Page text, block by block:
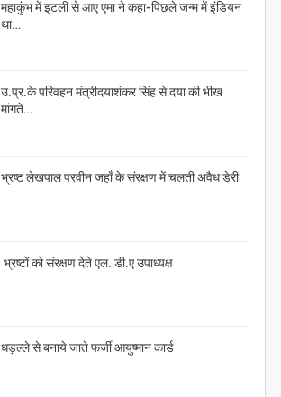
महाकुंभ में इटली से आए एमा ने कहा-पिछले जन्म में इंडियन
था…
उ.प्र.के परिवहन मंत्रीदयाशंकर सिंह से दया की भीख
मांगते…
भ्रष्ट लेखपाल परवीन जहाँ के संरक्षण में चलती अवैध डेरी
भ्रष्टों को संरक्षण देते एल. डी.ए उपाध्यक्ष
धड़ल्ले से बनाये जाते फर्जी आयुष्मान कार्ड